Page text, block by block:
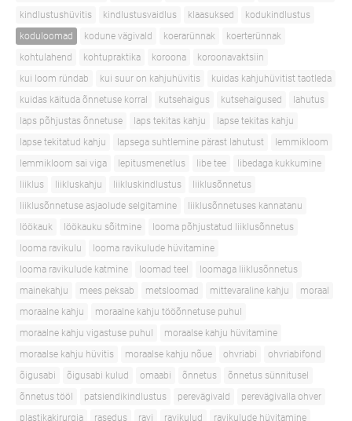
kindlustushüvitis
kindlustusvaidlus klaasuksed
kodukindlustus
koduloomad
kodune vägivald koerarünnak
koerterünnak
kohtulahend
kohtupraktika koroona
koroonavaktsiin
kui loom ründab
kui suur on kahjuhüvitis
kuidas kahjuhüvitist taotleda
kuidas käituda õnnetuse korral
kutsehaigus kutsehaigused
lahutus
laps põhjustas õnnetuse
laps tekitas kahju
lapse tekitas kahju
lapse tekitatud kahju
lapsega suhtlemine pärast lahutust
lemmikloom
lemmikloom sai viga
lepitusmenetlus libe tee
libedaga kukkumine
liiklus
liikluskahju liikluskindlustus
liiklusõnnetus
liiklusõnnetuse asjaolude selgitamine
liiklusõnnetuses kannatanu
löökauk
löökauku sõitmine
looma põhjustatud liiklusõnnetus
looma ravikulu
looma ravikulude hüvitamine
looma ravikulude katmine
loomad teel
loomaga liiklusõnnetus
mainekahju
mees peksab metsloomad mittevaraline kahju
moraal
moraalne kahju
moraalne kahju tööõnnetuse puhul
moraalne kahju vigastuse puhul
moraalse kahju hüvitamine
moraalse kahju hüvitis
moraalse kahju nõue ohvriabi
ohvriabifond
õigusabi
õigusabi kulud omaabi õnnetus
õnnetus sünnitusel
õnnetus tööl
patsiendikindlustus perevägivald
perevägivalla ohver
plastikakirurgia
rasedus ravi ravikulud
ravikulude hüvitamine